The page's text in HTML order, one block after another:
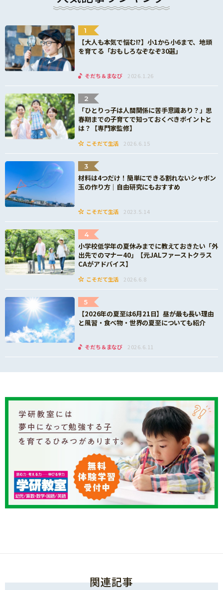
1
【大人も本気で悩む!?】小1から小6まで、地頭
を育てる「おもしろなぞなぞ30選」
そだち＆まなび 2026.1.26
2
「ひとりっ子は人間関係に苦手意識あり？」思
春期までの子育てで知っておくべきポイントと
は？【専門家監修】
こそだて生活 2026.6.15
3
材料は4つだけ！簡単にできる割れないシャボン
玉の作り方｜自由研究にもおすすめ
こそだて生活 2023.5.14
4
小学校低学年の夏休みまでに教えておきたい「外
出先でのマナー40」【元JALファーストクラス
CAがアドバイス】
こそだて生活 2026.6.8
5
【2026年の夏至は6月21日】昼が最も長い理由
と風習・食べ物・世界の夏至についても紹介
そだち＆まなび 2026.6.11
関連記事